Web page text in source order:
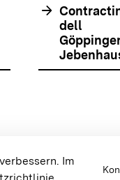
arrow_forward
dell
Folie springen
Folie springen
{{{body}}} {{/
Im